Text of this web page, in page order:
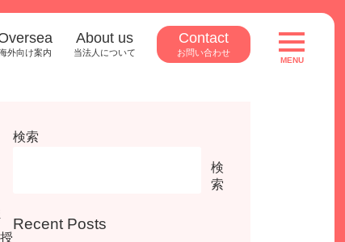
外向け案内
About us
当法人について
Contact
お問い合わせ
toggle
MENU
検索
検
索
Recent Posts